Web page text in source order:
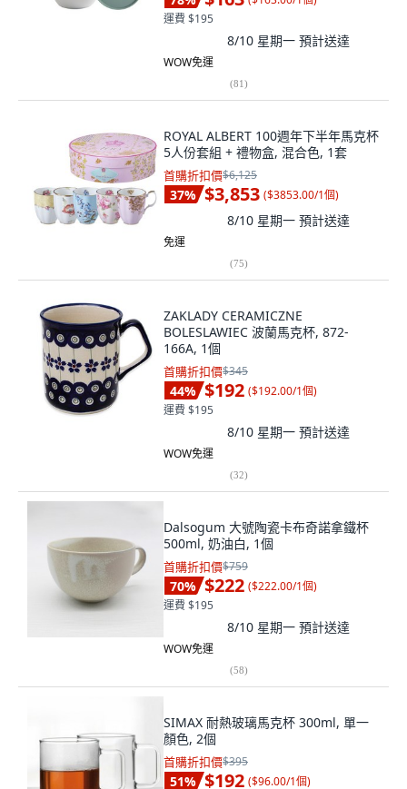
運費 $195
8/10 星期一 預計送達
WOW免運
(81)
ROYAL ALBERT 100週年下半年馬克杯
5人份套組 + 禮物盒, 混合色, 1套
首購折扣價$6,125
37% $3,853 ($3853.00/1個)
8/10 星期一 預計送達
免運
(75)
ZAKLADY CERAMICZNE
BOLESLAWIEC 波蘭馬克杯, 872-
166A, 1個
首購折扣價$345
44% $192 ($192.00/1個)
運費 $195
8/10 星期一 預計送達
WOW免運
(32)
Dalsogum 大號陶瓷卡布奇諾拿鐵杯
500ml, 奶油白, 1個
首購折扣價$759
70% $222 ($222.00/1個)
運費 $195
8/10 星期一 預計送達
WOW免運
(58)
SIMAX 耐熱玻璃馬克杯 300ml, 單一
顏色, 2個
首購折扣價$395
51% $192 ($96.00/1個)